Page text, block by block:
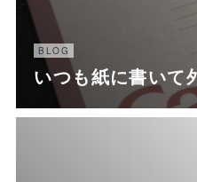
BLOG
いつも紙に書いて